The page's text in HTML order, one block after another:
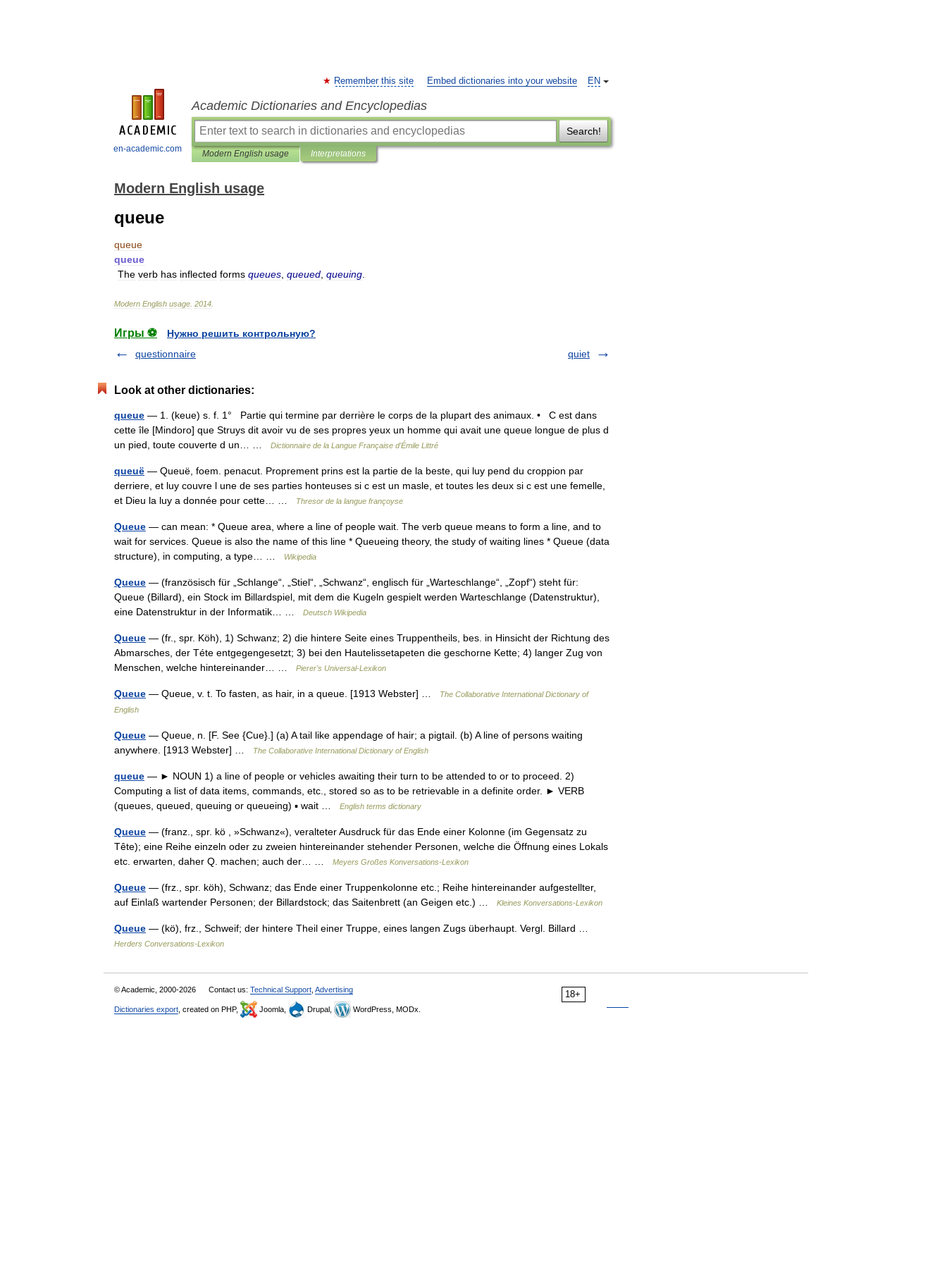
en-academic.com
EN
Remember this site Embed dictionaries into your website
Academic Dictionaries and Encyclopedias
Search!
Modern English usage Interpretations
Modern English usage
queue
queue
queue
The verb has inflected forms queues queued queuing
Modern English usage 2014
Игры ⚽
Нужно решить контрольную?
questionnaire
quiet
Look at other dictionaries:
queue — 1. (keue) s. f. 1° Partie qui termine par derrière le corps de la plupart des animaux. • C est dans
cette île [Mindoro] que Struys dit avoir vu de ses propres yeux un homme qui avait une queue longue de plus d
un pied, toute couverte d un… …
Dictionnaire de la Langue Française d'Émile Littré
queuë — Queuë, foem. penacut. Proprement prins est la partie de la beste, qui luy pend du croppion par
derriere, et luy couvre l une de ses parties honteuses si c est un masle, et toutes les deux si c est une femelle,
et Dieu la luy a donnée pour cette… …
Thresor de la langue françoyse
Queue — can mean: * Queue area, where a line of people wait. The verb queue means to form a line, and to
wait for services. Queue is also the name of this line * Queueing theory, the study of waiting lines * Queue (data
structure), in computing, a type… …
Wikipedia
Queue — (französisch für „Schlange“, „Stiel“, „Schwanz“, englisch für „Warteschlange“, „Zopf“) steht für:
Queue (Billard), ein Stock im Billardspiel, mit dem die Kugeln gespielt werden Warteschlange (Datenstruktur),
eine Datenstruktur in der Informatik… …
Deutsch Wikipedia
Queue — (fr., spr. Köh), 1) Schwanz; 2) die hintere Seite eines Truppentheils, bes. in Hinsicht der Richtung des
Abmarsches, der Téte entgegengesetzt; 3) bei den Hautelissetapeten die geschorne Kette; 4) langer Zug von
Menschen, welche hintereinander… …
Pierer's Universal-Lexikon
Queue — Queue, v. t. To fasten, as hair, in a queue. [1913 Webster] …
The Collaborative International Dictionary of
English
Queue — Queue, n. [F. See {Cue}.] (a) A tail like appendage of hair; a pigtail. (b) A line of persons waiting
anywhere. [1913 Webster] …
The Collaborative International Dictionary of English
queue — ► NOUN 1) a line of people or vehicles awaiting their turn to be attended to or to proceed. 2)
Computing a list of data items, commands, etc., stored so as to be retrievable in a definite order. ► VERB
(queues, queued, queuing or queueing) ▪ wait …
English terms dictionary
Queue — (franz., spr. kö , »Schwanz«), veralteter Ausdruck für das Ende einer Kolonne (im Gegensatz zu
Tête); eine Reihe einzeln oder zu zweien hintereinander stehender Personen, welche die Öffnung eines Lokals
etc. erwarten, daher Q. machen; auch der… …
Meyers Großes Konversations-Lexikon
Queue — (frz., spr. köh), Schwanz; das Ende einer Truppenkolonne etc.; Reihe hintereinander aufgestellter,
auf Einlaß wartender Personen; der Billardstock; das Saitenbrett (an Geigen etc.) …
Kleines Konversations-Lexikon
Queue — (kö), frz., Schweif; der hintere Theil einer Truppe, eines langen Zugs überhaupt. Vergl. Billard …
Herders Conversations-Lexikon
18+
© Academic, 2000-2026 Contact us: Technical Support Advertising
Dictionaries export , created on PHP, Joomla, Drupal, WordPress, MODx.